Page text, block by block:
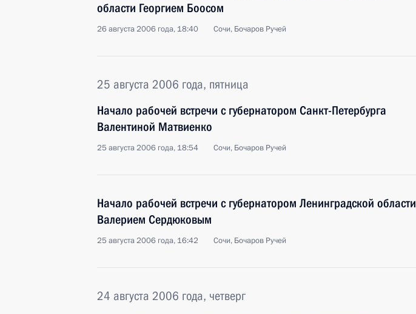
области Георгием Боосом
26 августа 2006 года, 18:40 Сочи, Бочаров Ручей
25 августа 2006 года, пятница
Начало рабочей встречи с губернатором Санкт-Петербурга
Валентиной Матвиенко
25 августа 2006 года, 18:54 Сочи, Бочаров Ручей
Начало рабочей встречи с губернатором Ленинградской области
Валерием Сердюковым
25 августа 2006 года, 16:42 Сочи, Бочаров Ручей
24 августа 2006 года, четверг